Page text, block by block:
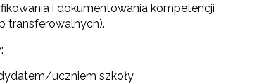
i dokumentowania kompetencji
transferowalnych).
uczniem szkoły